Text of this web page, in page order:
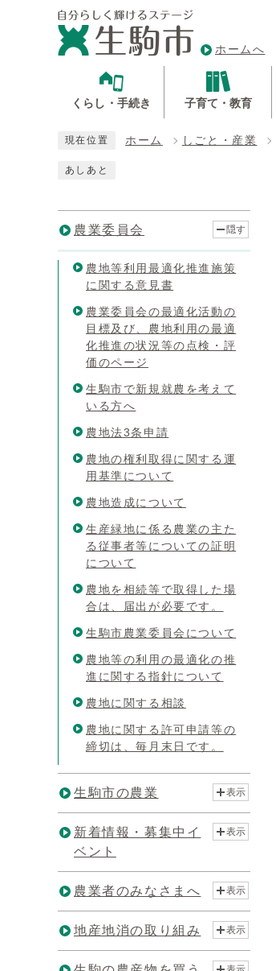
ホームへ
くらし・手続き 子育て・教育
現在位置 ホーム しごと・産業
あしあと
農業委員会 隠す
農地等利用最適化推進施策
に関する意見書
農業委員会の最適化活動の
目標及び、農地利用の最適
化推進の状況等の点検・評
価のページ
生駒市で新規就農を考えて
いる方へ
農地法3条申請
農地の権利取得に関する運
用基準について
農地造成について
生産緑地に係る農業の主た
る従事者等についての証明
について
農地を相続等で取得した場
合は、届出が必要です。
生駒市農業委員会について
農地等の利用の最適化の推
進に関する指針について
農地に関する相談
農地に関する許可申請等の
締切は、毎月末日です。
生駒市の農業 表示
新着情報・募集中イ
ベント
表示
農業者のみなさまへ 表示
地産地消の取り組み 表示